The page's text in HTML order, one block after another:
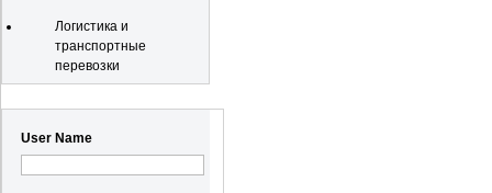
Логистика и
транспортные
перевозки
User Name